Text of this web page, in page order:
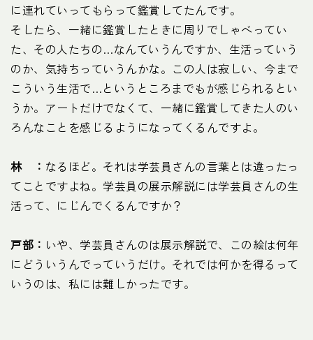
に連れていってもらって鑑賞してたんです。
そしたら、一緒に鑑賞したときに周りでしゃべってい
た、その人たちの…なんていうんですか、生活っていう
のか、気持ちっていうんかな。この人は寂しい、今まで
こういう生活で…というところまでもが感じられるとい
うか。アートだけでなくて、一緒に鑑賞してきた人のい
ろんなことを感じるようになってくるんですよ。
林 ： なるほど。それは学芸員さんの言葉とは違ったっ
てことですよね。学芸員の展示解説には学芸員さんの生
活って、にじんでくるんですか？
戸部： いや、学芸員さんのは展示解説で、この絵は何年
にどういうんでっていうだけ。それでは何かを得るって
いうのは、私には難しかったです。